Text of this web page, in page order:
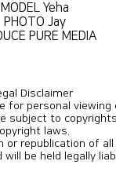
MODEL Yeha
PHOTO Jay
PURE MEDIA
Disclaimer
for personal viewing
laws.
be held legally